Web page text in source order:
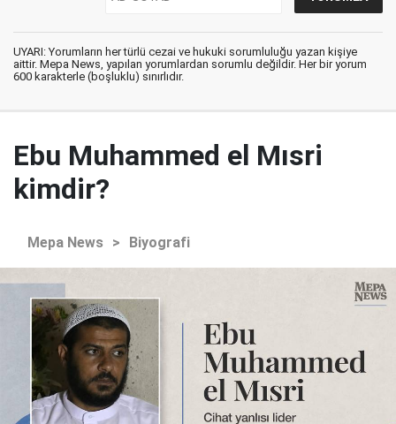
UYARI: Yorumların her türlü cezai ve hukuki sorumluluğu yazan kişiye
aittir. Mepa News, yapılan yorumlardan sorumlu değildir. Her bir yorum
600 karakterle (boşluklu) sınırlıdır.
Ebu Muhammed el Mısri
kimdir?
Mepa News > Biyografi